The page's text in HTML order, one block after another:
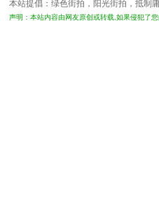
本站提倡：绿色街拍，阳光街拍，抵制庸
声明：本站内容由网友原创或转载,如果侵犯了